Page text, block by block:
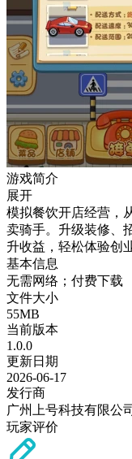
游戏简介
展开
模拟餐饮开店经营，
卖骑手。升级装修、
升收益，轻松体验创
基本信息
无需网络；付费下载
文件大小
55MB
当前版本
1.0.0
更新日期
2026-06-17
发行商
广州上号科技有限公司
玩家评价